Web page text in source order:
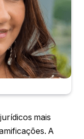
mais
A